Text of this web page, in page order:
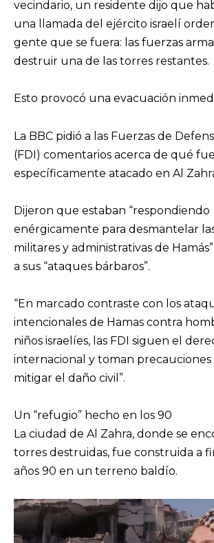
vecindario, un residente dijo que
una llamada del ejército israelí
gente que se fuera: las fuerzas
destruir una de las torres restantes.
Esto provocó una evacuación
La BBC pidió a las Fuerzas de
(FDI) comentarios acerca de qué fue
específicamente atacado en Al
Dijeron que estaban “respondiendo
enérgicamente para desmantelar
militares y administrativas de
a sus “ataques bárbaros”.
“En marcado contraste con los
intencionales de Hamas contra
niños israelíes, las FDI siguen el
internacional y toman precauciones
mitigar el daño civil”.
Un “refugio” hecho en los 90
La ciudad de Al Zahra, donde se
torres destruidas, fue construida a
años 90 en un terreno baldío.